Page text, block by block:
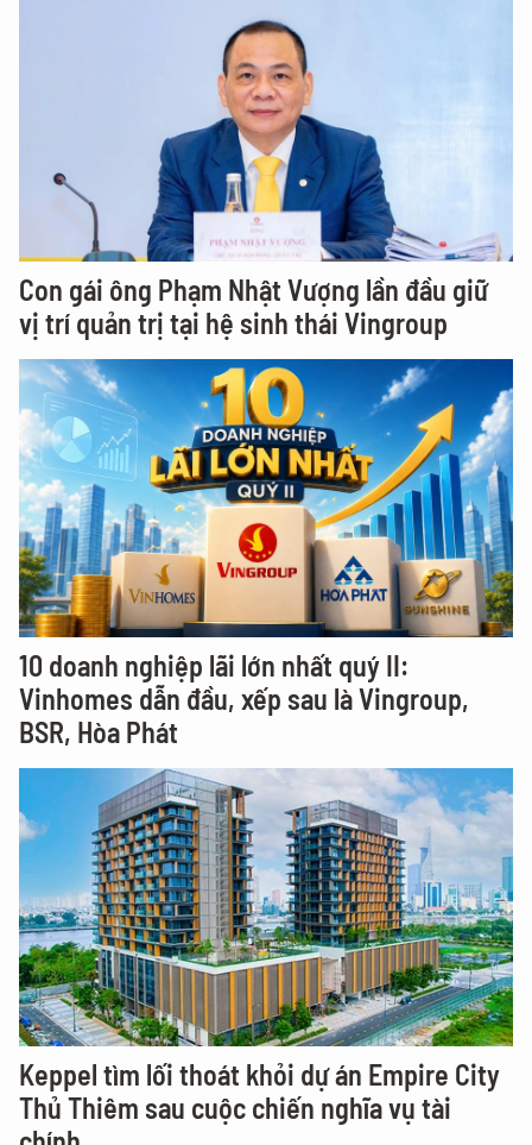
Con gái ông Phạm Nhật Vượng lần đầu giữ
vị trí quản trị tại hệ sinh thái Vingroup
10 doanh nghiệp lãi lớn nhất quý II:
Vinhomes dẫn đầu, xếp sau là Vingroup,
BSR, Hòa Phát
Keppel tìm lối thoát khỏi dự án Empire City
Thủ Thiêm sau cuộc chiến nghĩa vụ tài